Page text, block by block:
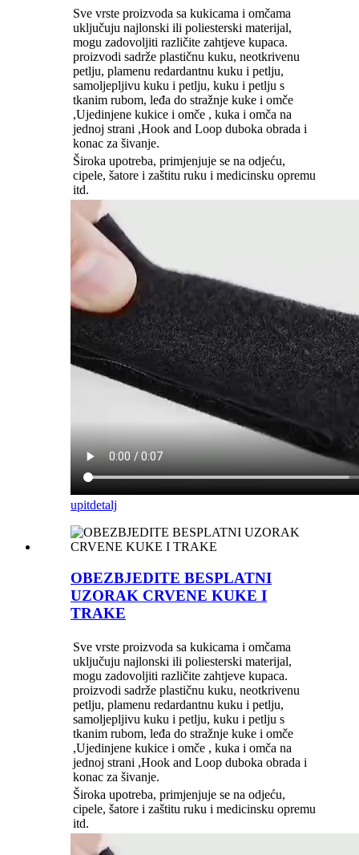
Sve vrste proizvoda sa kukicama i omčama
uključuju najlonski ili poliesterski materijal,
mogu zadovoljiti različite zahtjeve kupaca.
proizvodi sadrže plastičnu kuku, neotkrivenu
petlju, plamenu redardantnu kuku i petlju,
samoljepljivu kuku i petlju, kuku i petlju s
tkanim rubom, leđa do stražnje kuke i omče
,Ujedinjene kukice i omče , kuka i omča na
jednoj strani ,Hook and Loop duboka obrada i
konac za šivanje.
Široka upotreba, primjenjuje se na odjeću,
cipele, šatore i zaštitu ruku i medicinsku opremu
itd.
upitdetalj
OBEZBJEDITE BESPLATNI
UZORAK CRVENE KUKE I
TRAKE
Sve vrste proizvoda sa kukicama i omčama
uključuju najlonski ili poliesterski materijal,
mogu zadovoljiti različite zahtjeve kupaca.
proizvodi sadrže plastičnu kuku, neotkrivenu
petlju, plamenu redardantnu kuku i petlju,
samoljepljivu kuku i petlju, kuku i petlju s
tkanim rubom, leđa do stražnje kuke i omče
,Ujedinjene kukice i omče , kuka i omča na
jednoj strani ,Hook and Loop duboka obrada i
konac za šivanje.
Široka upotreba, primjenjuje se na odjeću,
cipele, šatore i zaštitu ruku i medicinsku opremu
itd.